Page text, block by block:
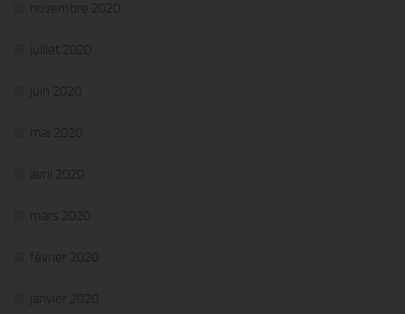
novembre 2020
juillet 2020
juin 2020
mai 2020
avril 2020
mars 2020
février 2020
janvier 2020